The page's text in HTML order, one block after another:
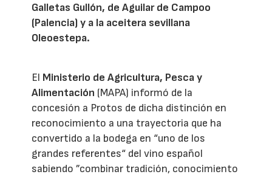
Galletas Gullón, de Aguilar de Campoo
(Palencia) y a la aceitera sevillana
Oleoestepa.
El Ministerio de Agricultura, Pesca y
Alimentación (MAPA) informó de la
concesión a Protos de dicha distinción en
reconocimiento a una trayectoria que ha
convertido a la bodega en “uno de los
grandes referentes“ del vino español
sabiendo ”combinar tradición, conocimiento